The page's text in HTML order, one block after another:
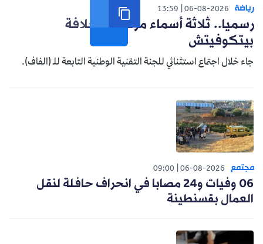
رياضة 06-08-2026
13:59
رسميا.. ثلاثة أسماء مرشحة لخلافة
بيتكوفيتش
جاء خلال اجتماع استثنائي للجنة التقنية الوطنية التابعة للـ (الفاف).
مجتمع 06-08-2026
09:00
06 وفيات و24 مصابا في انحراف حافلة لنقل
العمال بقسنطينة